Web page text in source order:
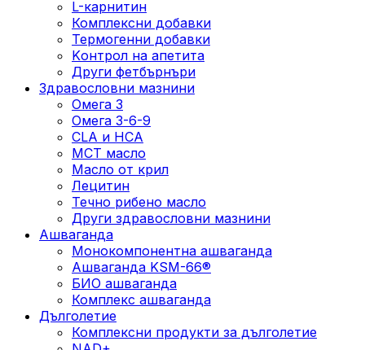
L-карнитин
Комплексни добавки
Термогенни добавки
Kонтрол на апетита
Други фетбърнъри
Здравословни мазнини
Омега 3
Омега 3-6-9
CLA и HCA
МСТ масло
Масло от крил
Лецитин
Течно рибено масло
Други здравословни мазнини
Ашваганда
Монокомпонентна ашваганда
Ашваганда KSM-66®
БИО ашваганда
Комплекс ашваганда
Дълголетие
Комплексни продукти за дълголетие